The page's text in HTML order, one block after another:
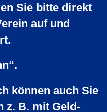
Sie bitte direkt
auf und
können auch Sie
z. B. mit Geld-